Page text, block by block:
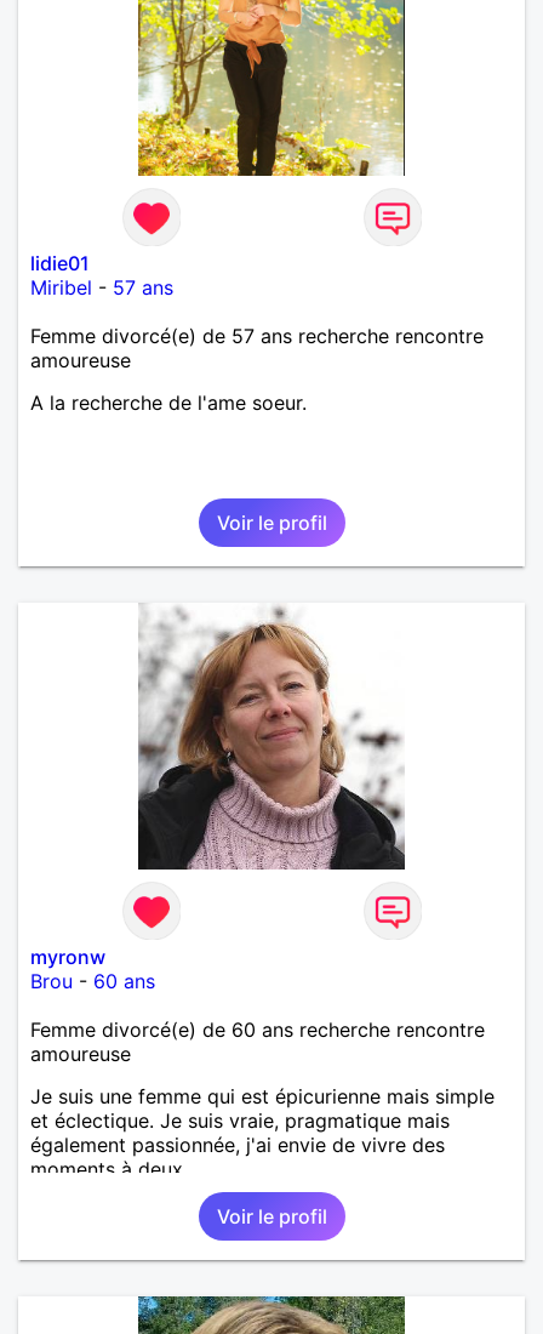
lidie01
Miribel - 57 ans
Femme divorcé(e) de 57 ans recherche rencontre
amoureuse
A la recherche de l'ame soeur.
Voir le profil
myronw
Brou - 60 ans
Femme divorcé(e) de 60 ans recherche rencontre
amoureuse
Je suis une femme qui est épicurienne mais simple
et éclectique. Je suis vraie, pragmatique mais
également passionnée, j'ai envie de vivre des
moments à deux.
Voir le profil